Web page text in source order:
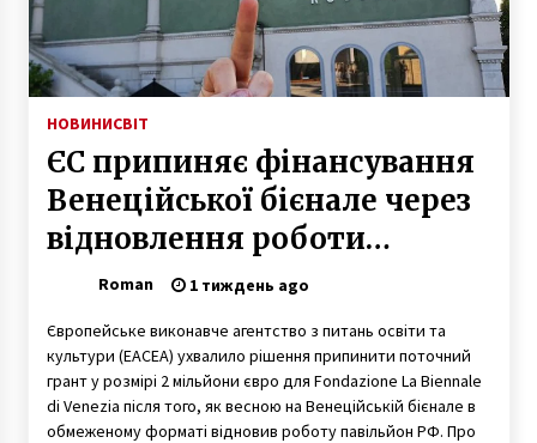
«Не давайте гроші самозванцям»: киянам
роз’яснили, чи потрібно платити за парковку
авто у дворі
У Києві горіли склади будматеріалів
7 років ago
На Південному мосту в Києві на смерть
7 років ago
На Київщині дві парафії перейшли до ПЦУ
8 років ago
НОВИНИСВІТ
ЄС припиняє фінансування
Венеційської бієнале через
відновлення роботи
російського павільйону
Roman 1 тиждень ago
Європейське виконавче агентство з питань освіти та
культури (EACEA) ухвалило рішення припинити поточний
грант у розмірі 2 мільйони євро для Fondazione La Biennale
di Venezia після того, як весною на Венеційській бієнале в
обмеженому форматі відновив роботу павільйон РФ. Про